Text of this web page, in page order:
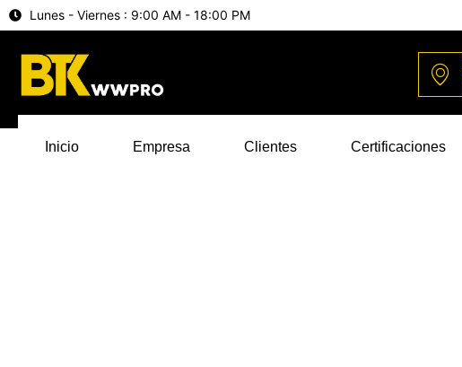
Lunes - Viernes : 9:00 AM - 18:00 PM
Inicio Empresa Clientes Certificaciones